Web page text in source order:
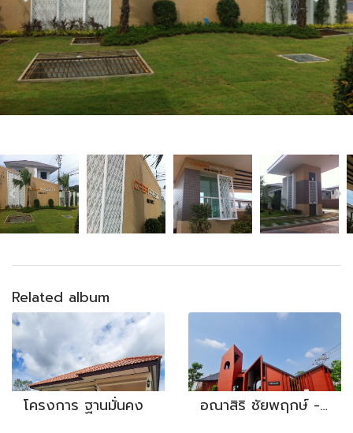
Related album
โครงการ ฐานมั่นคง อณาสิริ ชัยพฤกษ์ - วงแหวน